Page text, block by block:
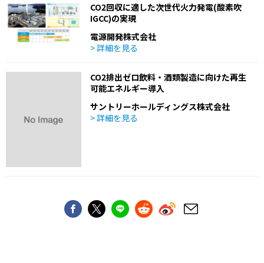
CO2回収に適した次世代火力発電(酸素吹
IGCC)の実現
電源開発株式会社
> 詳細を見る
CO2排出ゼロ飲料・酒類製造に向けた再生
可能エネルギー導入
サントリーホールディングス株式会社
> 詳細を見る